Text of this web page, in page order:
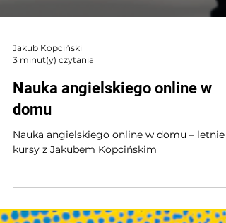
Jakub Kopciński
3 minut(y) czytania
Nauka angielskiego online w
domu